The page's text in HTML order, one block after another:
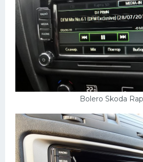
Bolero Skoda